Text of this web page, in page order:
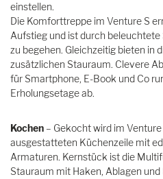
einstellen.
Die Komforttreppe im Venture S
Aufstieg und ist durch
zu begehen. Gleichzeitig bieten in
zusätzlichen Stauraum. Clevere
für Smartphone, E-Book und Co
Erholungsetage ab.
Kochen – Gekocht wird im
ausgestatteten Küchenzeile mit
Armaturen. Kernstück ist die
Stauraum mit Haken, Ablagen